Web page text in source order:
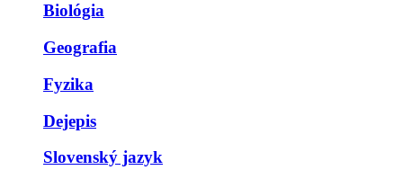
Biológia
Geografia
Fyzika
Dejepis
Slovenský jazyk